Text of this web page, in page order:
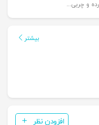
و چربی...
بیشتر
افزودن نظر